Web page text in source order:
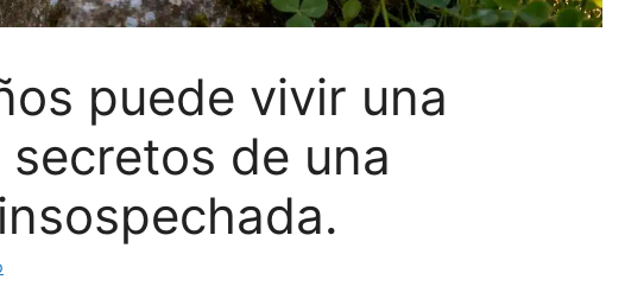
puede vivir una
de una